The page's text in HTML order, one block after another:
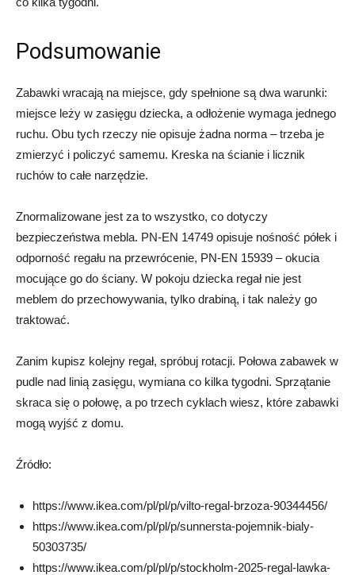
Podsumowanie
Zabawki wracają na miejsce, gdy spełnione są dwa warunki:
miejsce leży w zasięgu dziecka, a odłożenie wymaga jednego
ruchu. Obu tych rzeczy nie opisuje żadna norma – trzeba je
zmierzyć i policzyć samemu. Kreska na ścianie i licznik
ruchów to całe narzędzie.
Znormalizowane jest za to wszystko, co dotyczy
bezpieczeństwa mebla. PN-EN 14749 opisuje nośność półek i
odporność regału na przewrócenie, PN-EN 15939 – okucia
mocujące go do ściany. W pokoju dziecka regał nie jest
meblem do przechowywania, tylko drabiną, i tak należy go
traktować.
Zanim kupisz kolejny regał, spróbuj rotacji. Połowa zabawek w
pudle nad linią zasięgu, wymiana co kilka tygodni. Sprzątanie
skraca się o połowę, a po trzech cyklach wiesz, które zabawki
mogą wyjść z domu.
Źródło:
https://www.ikea.com/pl/pl/p/vilto-regal-brzoza-90344456/
https://www.ikea.com/pl/pl/p/sunnersta-pojemnik-bialy-
50303735/
https://www.ikea.com/pl/pl/p/stockholm-2025-regal-lawka-